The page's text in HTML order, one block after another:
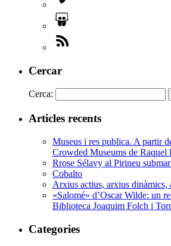
Cercar
Cerca:
Articles recents
Museus i res publica. A partir
Crowded Museums de Raquel
Rrose Sélavy al Pirineu
Cobalto
Arxius actius, arxius dinàmics,
«Salomé» d’Oscar Wilde: un
Biblioteca Joaquim Folch i
Categories